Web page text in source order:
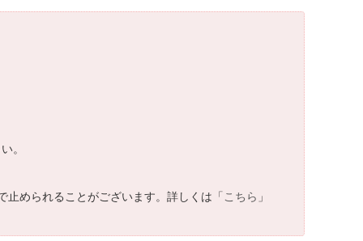
。
められることがございます。詳しくは「こちら 」